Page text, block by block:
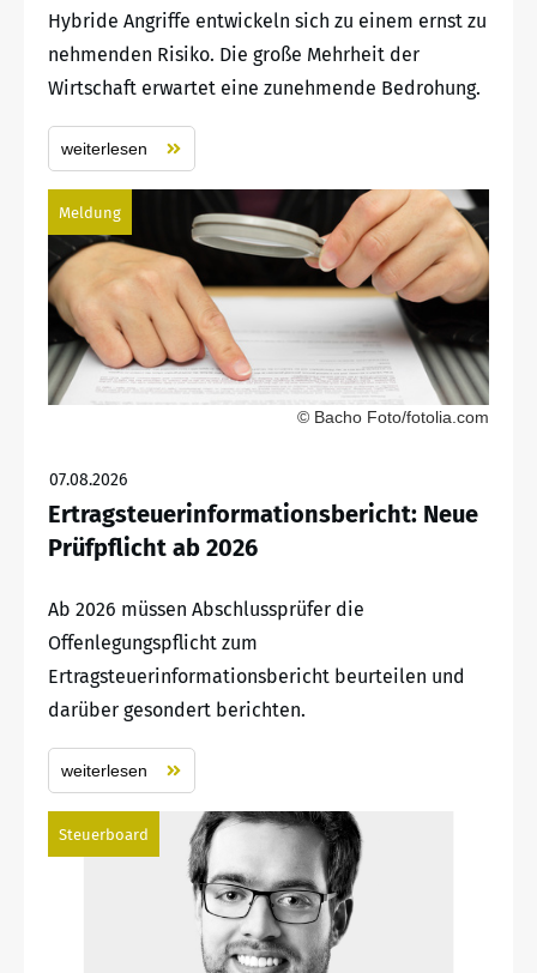
Hybride Angriffe entwickeln sich zu einem ernst zu
nehmenden Risiko. Die große Mehrheit der
Wirtschaft erwartet eine zunehmende Bedrohung.
weiterlesen
Meldung
© Bacho Foto/fotolia.com
07.08.2026
Ertragsteuerinformationsbericht: Neue
Prüfpflicht ab 2026
Ab 2026 müssen Abschlussprüfer die
Offenlegungspflicht zum
Ertragsteuerinformationsbericht beurteilen und
darüber gesondert berichten.
weiterlesen
Steuerboard